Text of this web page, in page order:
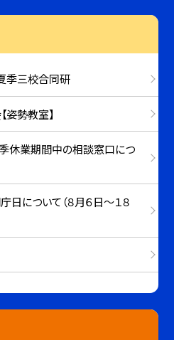
季三校合同研
勢教室】
休業期間中の相談窓口につ
について（８月６日～１８